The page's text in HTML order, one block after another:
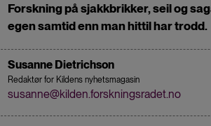
Forskning på sjakkbrikker, seil og
egen samtid enn man hittil har trodd.
Susanne Dietrichson
Redaktør for Kildens nyhetsmagasin
susanne@kilden.forskningsradet.no